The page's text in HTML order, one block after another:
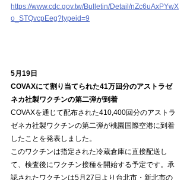
https://www.cdc.gov.tw/Bulletin/Detail/nZc6uAxPYwX
o_STQvcpEeg?typeid=9
5月19日
COVAXにて割り当てられた41万回分のアストラゼ
ネカ社製ワクチンの第二弾が到着
COVAXを通じて配布された410,400回分のアストラ
ゼネカ社製ワクチンの第二弾が桃園国際空港に到着
したことを発表しました。
このワクチンは指定された冷蔵倉庫に直接配送し
て、検査後にワクチン接種を開始する予定です。承
認されたワクチンは5月27日より台北市・新北市の